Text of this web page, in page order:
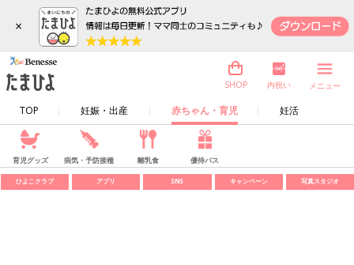
×
TOP 妊娠・出産 赤ちゃん・育児 妊活
SHOP 内祝い メニュー
育児グッズ 病気・予防接種 離乳食 優待パス
ひよこクラブ アプリ SNS キャンペーン 写真スタジオ